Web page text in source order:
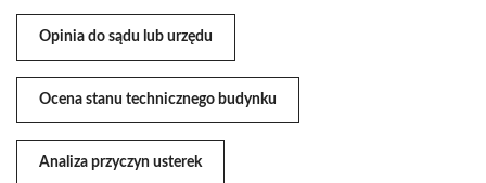
Opinia do sądu lub urzędu
Ocena stanu technicznego budynku
Analiza przyczyn usterek